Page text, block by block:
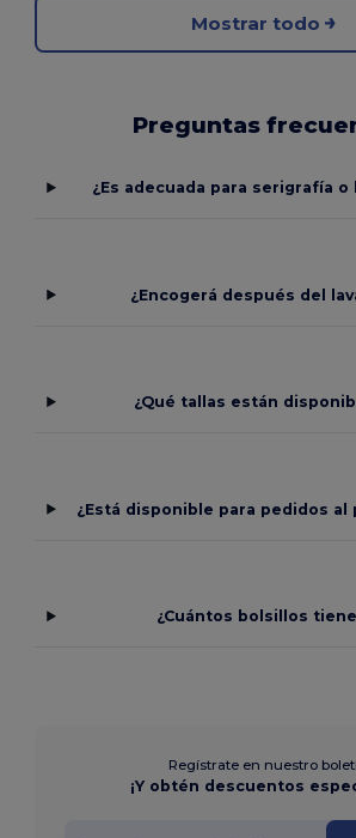
Mostrar todo
Preguntas
¿Es adecuada para serigrafía o
¿Encogerá después del
¿Qué tallas están
¿Está disponible para pedidos al
¿Cuántos bolsillos
Regístrate en nuestro
¡Y obtén descuentos